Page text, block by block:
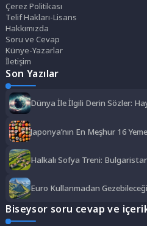
Çerez Politikası
Telif Hakları-Lisans
Hakkımızda
Soru ve Cevap
Künye-Yazarlar
İletişim
Son Yazılar
Dünya İle İlgili Derin Sözler:
Japonya’nın En Meşhur 16
Halkalı Sofya Treni:
Euro Kullanmadan
Biseysor soru cevap ve